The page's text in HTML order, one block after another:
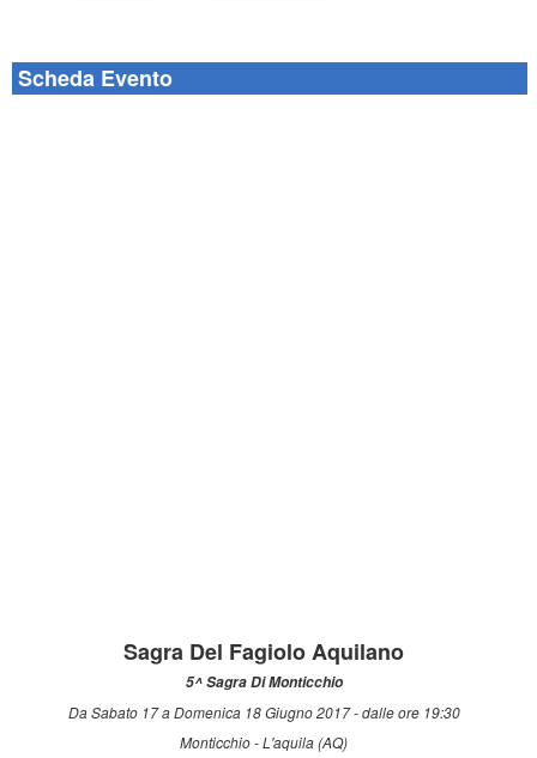
Scheda Evento
Sagra Del Fagiolo Aquilano
5^ Sagra Di Monticchio
Da Sabato 17 a Domenica 18 Giugno 2017 - dalle ore 19:30
Monticchio - L'aquila (AQ)